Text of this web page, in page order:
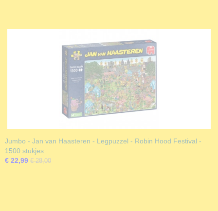
Jumbo - Jan van Haasteren - Legpuzzel - Robin Hood Festival -
1500 stukjes
€ 22,99 € 28,00